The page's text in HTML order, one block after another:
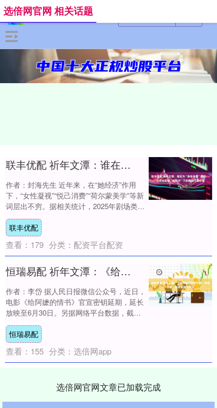
选倍网官网 相关话题
联丰优配 祈年文潭：谁在为“身体消费”辩护——从评论区看“她经济”下的舞蹈行业心理
作者：封海先生 近年来，在“她经济”作用
下，“女性凝视”“悦己消费”“荷尔蒙美学”等新
词层出不穷。据相关统计，2025年剧场类演
出女性观众占比71.1%，较20....
联丰优配
查看： 179 分类： 配资平台配资
恒瑞易配 祈年文潭：《给阿嬷的情书》里，尽显中国人最朴素的情与义
作者：李岱 据人民日报微信公众号，近日，
电影《给阿嬷的情书》官宣密钥延期，延长
放映至6月30日。另据网络平台数据，截至
目前，电影《给阿嬷的情书》票房已突破11
亿....
恒瑞易配
查看： 155 分类： 选倍网app
选倍网官网文章已加载完成